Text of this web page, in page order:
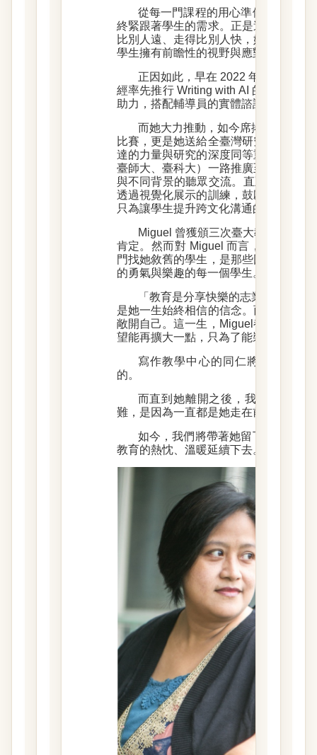
從每一門課程的用心準備，到一次
終緊跟著學生的需求。正是這份不願放
比別人遠、走得比別人快，她要確保當
學生擁有前瞻性的視野與應對能力。
正因如此，早在 2022 年 AI 還未
經率先推行 Writing with AI 的活動，大
助力，搭配輔導員的實體諮詢，讓學習
而她大力推動，如今席捲各大校園
比賽，更是她送給全臺灣研究生的禮物
達的力量與研究的深度同等重要，因此
臺師大、臺科大）一路推廣至全臺，讓
與不同背景的聽眾交流。直至 2025 年
透過視覺化展示的訓練，鼓勵學生打破
只為讓學生提升跨文化溝通的技巧，獲
Miguel 曾獲頒三次臺大教學優良
肯定。然而對 Miguel 而言，真正重要
門找她敘舊的學生，是那些因為她的陪
的勇氣與樂趣的每一個學生。
「教育是分享快樂的志業。」這是
是她一生始終相信的信念。而要分享快
敞開自己。這一生，Miguel都在努力打
望能再擴大一點，只為了能裝進更多人
寫作教學中心的同仁將會記得
的。
而直到她離開之後，我們才明白
難，是因為一直都是她走在前面。
如今，我們將帶著她留下的信念，
教育的熱忱、溫暖延續下去。